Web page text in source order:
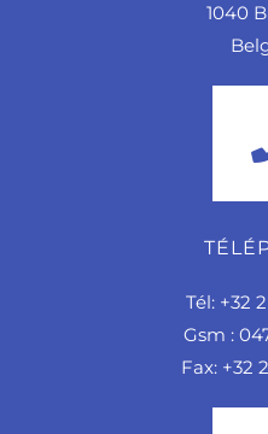
1040
Tél: +32
Gsm :
Fax: +32